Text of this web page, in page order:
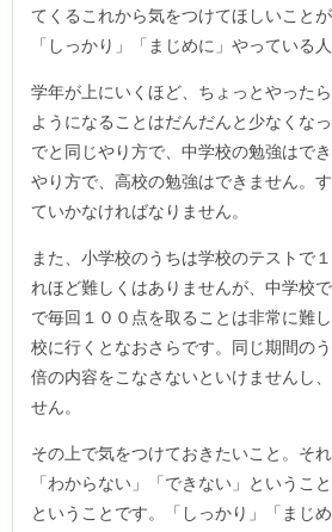
てくるこれから気をつけてほしいこと
「しっかり」「まじめに」やっている人
学年が上にいくほど、ちょっとやった
ようになることはだんだんと少なくな
でと同じやり方で、中学校の勉強はで
やり方で、高校の勉強はできません。
ていかなければなりません。
また、小学校のうちは学校のテストで
れほど難しくはありませんが、中学校
で毎回１００点を取ることは非常に難
校に行くとなおさらです。同じ期間の
倍の内容をこなさないといけませんし
せん。
その上で気をつけておきたいこと。そ
「わからない」「できない」というこ
ということです。「しっかり」「まじ